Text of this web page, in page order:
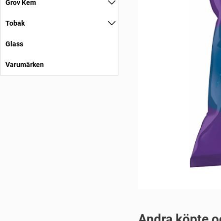
Grov Kem
Tobak
Glass
Varumärken